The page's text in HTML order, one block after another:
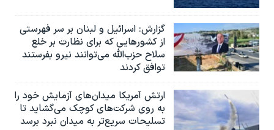
گزارش‌: اسرائيل و لبنان بر سر فهرستی
از کشورهایی که برای نظارت بر خلع
سلاح حزب‌الله می‌توانند نیرو بفرستند
توافق کردند
ارتش آمریکا میدان‌های آزمایش خود را
به روی شرکت‌های کوچک می‌گشاید تا
تسلیحات سریع‌تر به میدان نبرد برسد